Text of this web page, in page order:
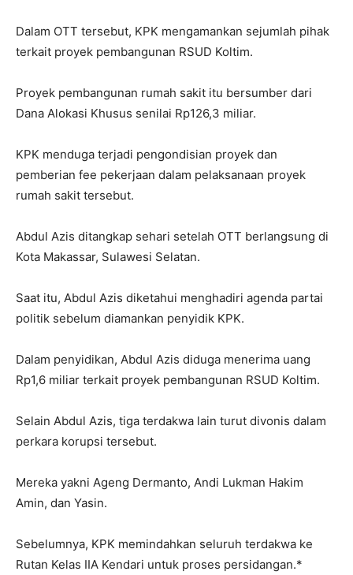
Dalam OTT tersebut, KPK mengamankan sejumlah pihak
terkait proyek pembangunan RSUD Koltim.
Proyek pembangunan rumah sakit itu bersumber dari
Dana Alokasi Khusus senilai Rp126,3 miliar.
KPK menduga terjadi pengondisian proyek dan
pemberian fee pekerjaan dalam pelaksanaan proyek
rumah sakit tersebut.
Abdul Azis ditangkap sehari setelah OTT berlangsung di
Kota Makassar, Sulawesi Selatan.
Saat itu, Abdul Azis diketahui menghadiri agenda partai
politik sebelum diamankan penyidik KPK.
Dalam penyidikan, Abdul Azis diduga menerima uang
Rp1,6 miliar terkait proyek pembangunan RSUD Koltim.
Selain Abdul Azis, tiga terdakwa lain turut divonis dalam
perkara korupsi tersebut.
Mereka yakni Ageng Dermanto, Andi Lukman Hakim
Amin, dan Yasin.
Sebelumnya, KPK memindahkan seluruh terdakwa ke
Rutan Kelas IIA Kendari untuk proses persidangan.*